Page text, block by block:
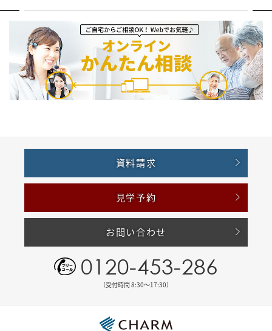
資料請求
見学予約
お問い合わせ
0120-453-286
（受付時間 8:30〜17:30）